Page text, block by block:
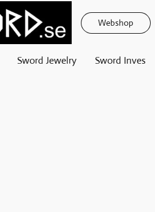
Webshop
Sword Jewelry Sword Invest